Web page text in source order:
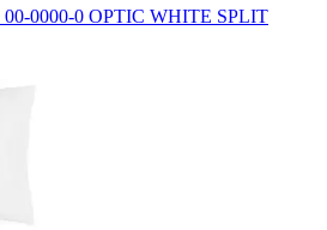
00-0000-0 OPTIC WHITE SPLIT